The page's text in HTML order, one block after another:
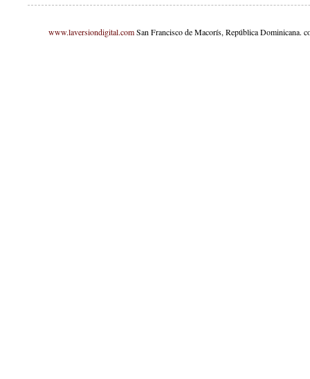
www.laversiondigital.comSan Francisco de Macorís, República Dominicana.